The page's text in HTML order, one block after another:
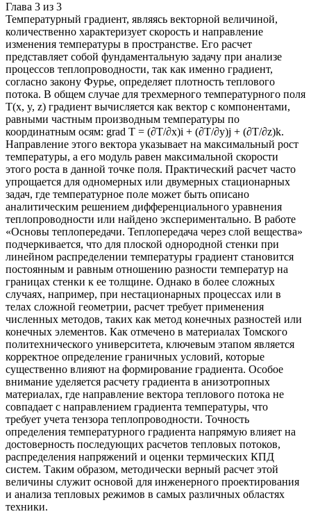
Глава 3 из 3
Температурный градиент, являясь векторной величиной,
количественно характеризует скорость и направление
изменения температуры в пространстве. Его расчет
представляет собой фундаментальную задачу при анализе
процессов теплопроводности, так как именно градиент,
согласно закону Фурье, определяет плотность теплового
потока. В общем случае для трехмерного температурного поля
T(x, y, z) градиент вычисляется как вектор с компонентами,
равными частным производным температуры по
координатным осям: grad T = (∂T/∂x)i + (∂T/∂y)j + (∂T/∂z)k.
Направление этого вектора указывает на максимальный рост
температуры, а его модуль равен максимальной скорости
этого роста в данной точке поля. Практический расчет часто
упрощается для одномерных или двумерных стационарных
задач, где температурное поле может быть описано
аналитическим решением дифференциального уравнения
теплопроводности или найдено экспериментально. В работе
«Основы теплопередачи. Теплопередача через слой вещества»
подчеркивается, что для плоской однородной стенки при
линейном распределении температуры градиент становится
постоянным и равным отношению разности температур на
границах стенки к ее толщине. Однако в более сложных
случаях, например, при нестационарных процессах или в
телах сложной геометрии, расчет требует применения
численных методов, таких как метод конечных разностей или
конечных элементов. Как отмечено в материалах Томского
политехнического университета, ключевым этапом является
корректное определение граничных условий, которые
существенно влияют на формирование градиента. Особое
внимание уделяется расчету градиента в анизотропных
материалах, где направление вектора теплового потока не
совпадает с направлением градиента температуры, что
требует учета тензора теплопроводности. Точность
определения температурного градиента напрямую влияет на
достоверность последующих расчетов тепловых потоков,
распределения напряжений и оценки термических КПД
систем. Таким образом, методически верный расчет этой
величины служит основой для инженерного проектирования
и анализа тепловых режимов в самых различных областях
техники.